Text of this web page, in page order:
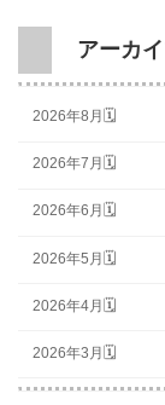
アーカ
2026年8月🗓
2026年7月🗓
2026年6月🗓
2026年5月🗓
2026年4月🗓
2026年3月🗓